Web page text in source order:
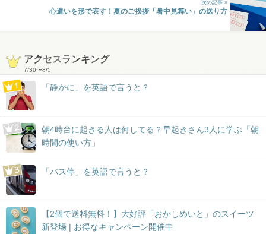
次の記事 »
心遣いを形で表す！夏のご挨拶「暑中見舞い」の送り方
アクセスランキング
7/30〜8/5
「静かに」を英語で言うと？
朝4時台に起きる人は何してる？早起きさん3人に学ぶ「朝
時間の使い方」
「バス停」を英語で言うと？
【2個で送料無料！】大好評「おかしめいと」のスイーツ
新登場 | お得なキャンペーン開催中